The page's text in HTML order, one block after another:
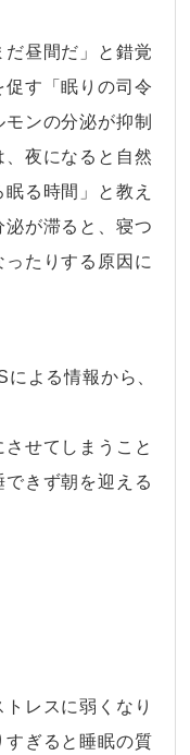
だ昼間だ」と錯覚
促す「眠りの司令
ンの分泌が抑制
、夜になると自然
る時間」と教え
が滞ると、寝つ
たりする原因に
よる情報から、
せてしまうこと
きず朝を迎える
レスに弱くなり
すぎると睡眠の質